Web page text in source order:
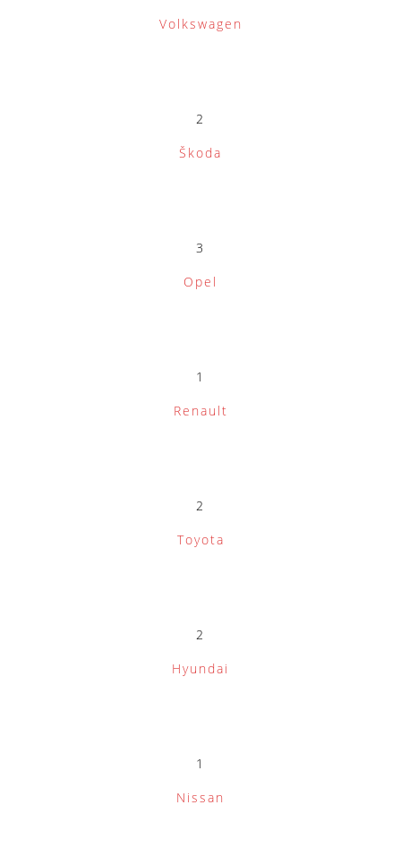
Volkswagen
2
Škoda
3
Opel
1
Renault
2
Toyota
2
Hyundai
1
Nissan